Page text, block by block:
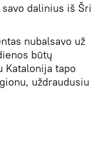
dalinius iš Šri
nubalsavo už
būtų
Katalonija tapo
uždraudusiu